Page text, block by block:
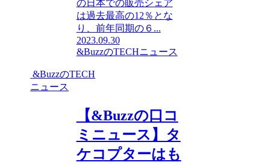
の日本での販売シェア
は過去最高の12％とな
り、前年同期の６...
2023.09.30
&BuzzのTECHニュース
&BuzzのTECH
ニュース
【&Buzzの口コ
ミニュース】タ
ケコプターはも